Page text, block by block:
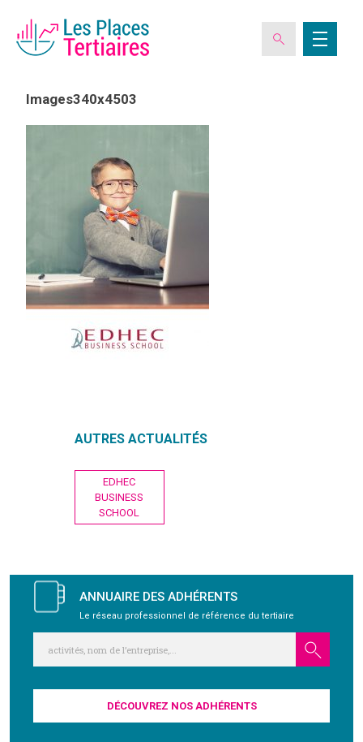
L’ASSOCIATION
LES CLUBS DES PLACES TERTIAIRES
VERIQUALIS
EVÉNEMENTS
PUBLICATIONS
NOUS REJOINDRE
Images340x4503
AUTRES ACTUALITÉS
Navigation
l’article
EDHEC
BUSINESS
SCHOOL
ANNUAIRE DES ADHÉRENTS
Le réseau professionnel de référence du tertiaire
DÉCOUVREZ NOS ADHÉRENTS